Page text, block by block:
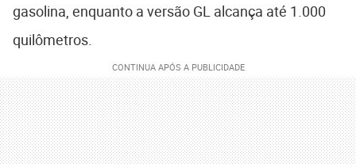
gasolina, enquanto a versão GL alcança até 1.000
quilômetros.